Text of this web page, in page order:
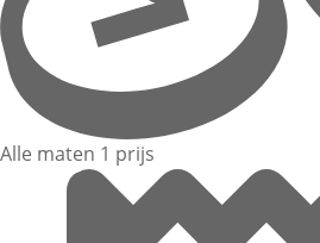
Alle maten 1 prijs